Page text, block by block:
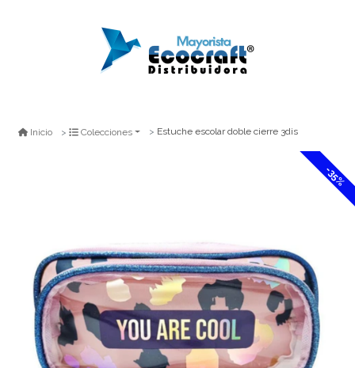
Inicio Colecciones Estuche escolar doble cierre 3dis
-35%